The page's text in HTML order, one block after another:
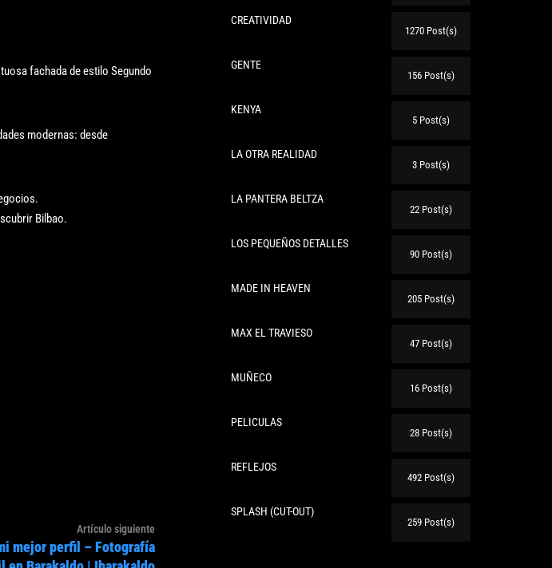
fachada de estilo Segundo
modernas: desde
Bilbao.
Artículo siguienteArtículo
siguiente:
mejor perfil – Fotografía
CREATIVIDAD
1270 Post(s)
GENTE
156 Post(s)
KENYA
5 Post(s)
LA OTRA REALIDAD
3 Post(s)
LA PANTERA BELTZA
22 Post(s)
LOS PEQUEÑOS DETALLES
90 Post(s)
MADE IN HEAVEN
205 Post(s)
MAX EL TRAVIESO
47 Post(s)
MUÑECO
16 Post(s)
PELICULAS
28 Post(s)
REFLEJOS
492 Post(s)
SPLASH (CUT-OUT)
259 Post(s)